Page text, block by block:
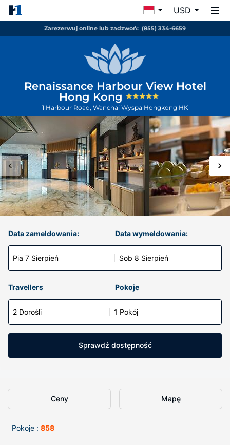
USD
Zarezerwuj online lub zadzwoń: (855) 334-6659
Renaissance Harbour View Hotel
Hong Kong
1 Harbour Road, Wanchai Wyspa Hongkong HK
Data zameldowania:
Pia 7 Sierpień
Data wymeldowania:
Sob 8 Sierpień
Travellers Pokoje
2 Dorośli 1 Pokój
Sprawdź dostępność
Ceny Mapę
Pokoje : 858